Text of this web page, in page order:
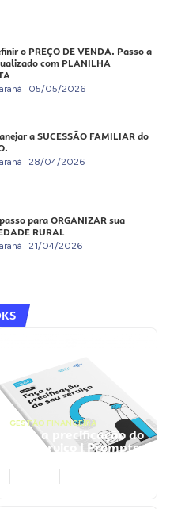
o PREÇO DE VENDA. Passo a
com PLANILHA
05/05/2026
a SUCESSÃO FAMILIAR do
28/04/2026
para ORGANIZAR sua
RURAL
21/04/2026
GESTÃO FINANCEIRA
Faça a precificação do
seu serviço | Prompts